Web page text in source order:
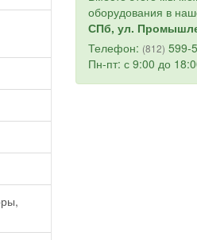
оборудования в
СПб, ул.
Телефон: (812) 599-
Пн-пт: с 9:00 до